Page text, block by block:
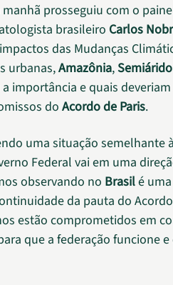
prosseguiu com o
brasileiro Carlos
das Mudanças
urbanas,Amazônia, Semiárido
importância e quais
do Acordo de Paris.
uma situação semelhante
Federal vai em uma
observando no Brasilé
da pauta do
estão comprometidos em
que a federação funcione e